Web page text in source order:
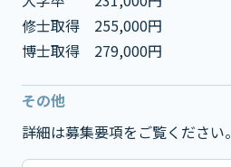
修士取得 255,000円
博士取得 279,000円
その他
詳細は募集要項をご覧ください。